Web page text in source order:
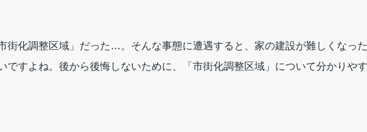
街化調整区域」だった…。そんな事態に遭遇すると、家の建設が難しくなった
ですよね。後から後悔しないために、「市街化調整区域」について分かりやす